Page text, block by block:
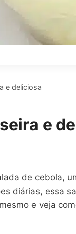
e deliciosa
e
de cebola,
diárias, essa
e veja